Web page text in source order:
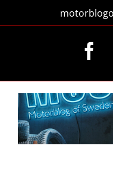
innehållet